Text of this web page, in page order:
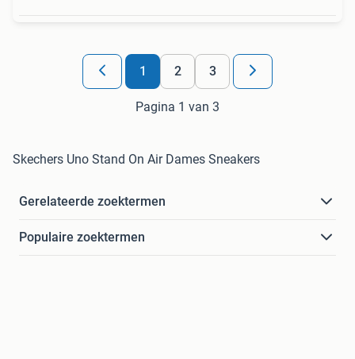
1 2 3
Pagina 1 van 3
Skechers Uno Stand On Air Dames Sneakers
Gerelateerde zoektermen
Populaire zoektermen